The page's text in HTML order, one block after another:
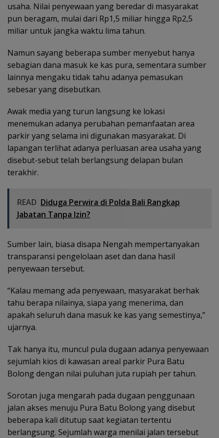
usaha. Nilai penyewaan yang beredar di masyarakat
pun beragam, mulai dari Rp1,5 miliar hingga Rp2,5
miliar untuk jangka waktu lima tahun.
Namun sayang beberapa sumber menyebut hanya
sebagian dana masuk ke kas pura, sementara sumber
lainnya mengaku tidak tahu adanya pemasukan
sebesar yang disebutkan.
Awak media yang turun langsung ke lokasi
menemukan adanya perubahan pemanfaatan area
parkir yang selama ini digunakan masyarakat. Di
lapangan terlihat adanya perluasan area usaha yang
disebut-sebut telah berlangsung delapan bulan
terakhir.
READ Diduga Perwira di Polda Bali Rangkap
Jabatan Tanpa Izin?
Sumber lain, biasa disapa Nengah mempertanyakan
transparansi pengelolaan aset dan dana hasil
penyewaan tersebut.
“Kalau memang ada penyewaan, masyarakat berhak
tahu berapa nilainya, siapa yang menerima, dan
apakah seluruh dana masuk ke kas yang semestinya,”
ujarnya.
Tak hanya itu, muncul pula dugaan adanya penyewaan
sejumlah kios di kawasan areal parkir Pura Batu
Bolong dengan nilai puluhan juta rupiah per tahun.
Sorotan juga mengarah pada dugaan penggunaan
jalan akses menuju Pura Batu Bolong yang disebut
beberapa kali ditutup saat kegiatan tertentu
berlangsung. Sejumlah warga menilai jalan tersebut